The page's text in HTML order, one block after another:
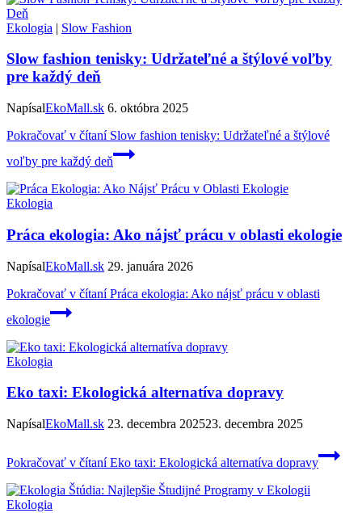
Ekologia | Slow Fashion
Slow fashion tenisky: Udržateľné a štýlové voľby
pre každý deň
NapísalEkoMall.sk 6. októbra 2025
Pokračovať v čítaníSlow fashion tenisky: Udržateľné a štýlové
voľby pre každý deň
Ekologia
Práca ekologia: Ako nájsť prácu v oblasti ekologie
NapísalEkoMall.sk 29. januára 2026
Pokračovať v čítaníPráca ekologia: Ako nájsť prácu v oblasti
ekologie
Ekologia
Eko taxi: Ekologická alternatíva dopravy
NapísalEkoMall.sk 23. decembra 202523. decembra 2025
Pokračovať v čítaníEko taxi: Ekologická alternatíva dopravy
Ekologia